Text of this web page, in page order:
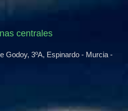
centrales
Godoy, 3ºA, Espinardo - Murcia -